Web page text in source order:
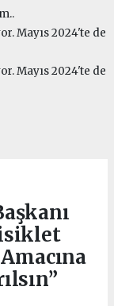
Mayıs 2024'te de
Mayıs 2024'te de